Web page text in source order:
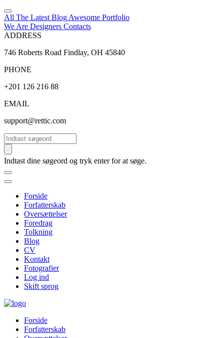
All The Latest Blog Awesome Portfolio
We Are Designers Contacts
ADDRESS
746 Roberts Road Findlay, OH 45840
PHONE
+201 126 216 88
EMAIL
support@rettic.com
Søg
Indtast dine søgeord og tryk enter for at søge.
Forside
Forfatterskab
Oversættelser
Foredrag
Tolkning
Blog
CV
Kontakt
Fotografier
Log ind
Skift sprog
Forside
Forfatterskab